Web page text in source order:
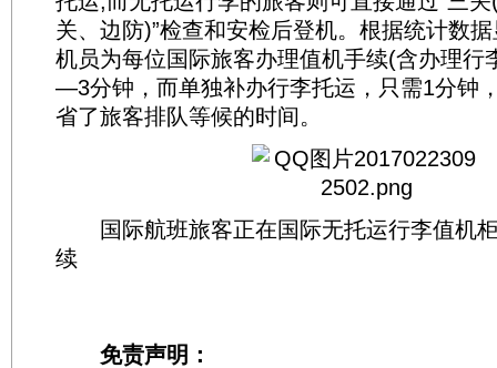
关、边防)”检查和安检后登机。根据统计数
机员为每位国际旅客办理值机手续(含办理行
—3分钟，而单独补办行李托运，只需1分钟
省了旅客排队等候的时间。
国际航班旅客正在国际无托运行李值机
续
免责声明：